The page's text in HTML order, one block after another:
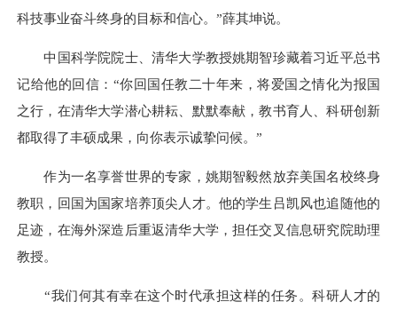
科技事业奋斗终身的目标和信心。”薛其坤说。
中国科学院院士、清华大学教授姚期智珍藏着习近平总书
记给他的回信：“你回国任教二十年来，将爱国之情化为报国
之行，在清华大学潜心耕耘、默默奉献，教书育人、科研创新
都取得了丰硕成果，向你表示诚挚问候。”
作为一名享誉世界的专家，姚期智毅然放弃美国名校终身
教职，回国为国家培养顶尖人才。他的学生吕凯风也追随他的
足迹，在海外深造后重返清华大学，担任交叉信息研究院助理
教授。
“我们何其有幸在这个时代承担这样的任务。科研人才的